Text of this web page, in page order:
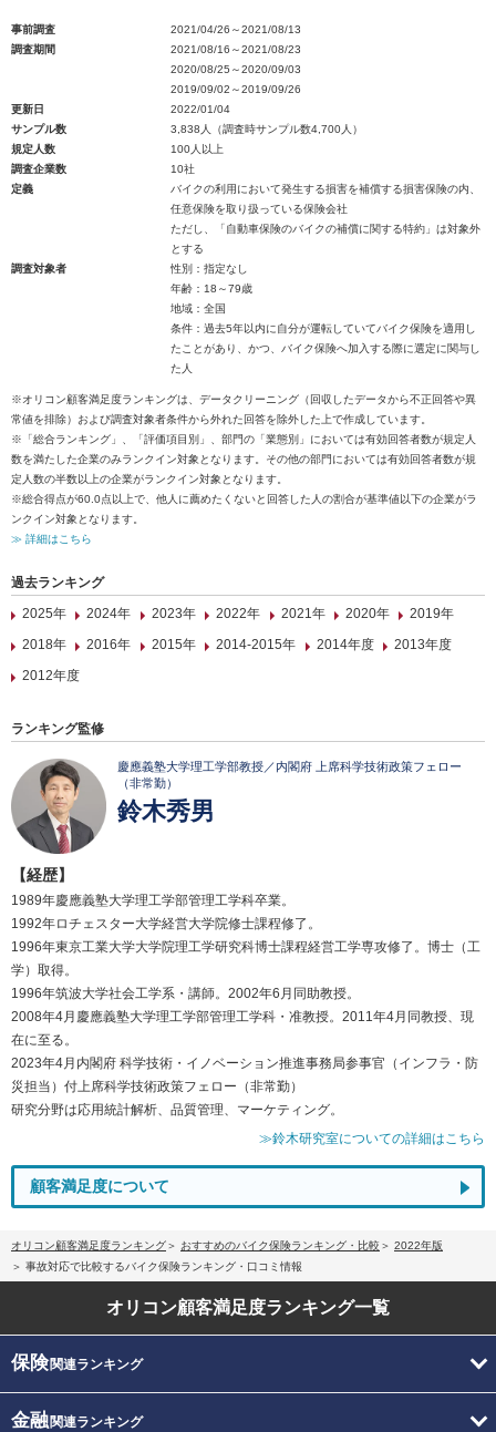
事前調査
2021/04/26～2021/08/13
調査期間
2021/08/16～2021/08/23
2020/08/25～2020/09/03
2019/09/02～2019/09/26
更新日
2022/01/04
サンプル数
3,838人（調査時サンプル数4,700人）
規定人数
100人以上
調査企業数
10社
定義
バイクの利用において発生する損害を補償する損害保険の内、
任意保険を取り扱っている保険会社
ただし、「自動車保険のバイクの補償に関する特約」は対象外
とする
調査対象者
性別：指定なし
年齢：18～79歳
地域：全国
条件：過去5年以内に自分が運転していてバイク保険を適用し
たことがあり、かつ、バイク保険へ加入する際に選定に関与し
た人
※オリコン顧客満足度ランキングは、データクリーニング（回収したデータから不正回答や異
常値を排除）および調査対象者条件から外れた回答を除外した上で作成しています。
※「総合ランキング」、「評価項目別」、部門の「業態別」においては有効回答者数が規定人
数を満たした企業のみランクイン対象となります。その他の部門においては有効回答者数が規
定人数の半数以上の企業がランクイン対象となります。
※総合得点が60.0点以上で、他人に薦めたくないと回答した人の割合が基準値以下の企業がラ
ンクイン対象となります。
≫ 詳細はこちら
過去ランキング
2025年
2024年 2023年 2022年 2021年 2020年
2019年
2018年
2016年 2015年 2014-2015年 2014年度
2013年度
2012年度
ランキング監修
慶應義塾大学理工学部教授／内閣府 上席科学技術政策フェロー
（非常勤）
鈴木秀男
【経歴】
1989年慶應義塾大学理工学部管理工学科卒業。
1992年ロチェスター大学経営大学院修士課程修了。
1996年東京工業大学大学院理工学研究科博士課程経営工学専攻修了。博士（工
学）取得。
1996年筑波大学社会工学系・講師。2002年6月同助教授。
2008年4月慶應義塾大学理工学部管理工学科・准教授。2011年4月同教授、現
在に至る。
2023年4月内閣府 科学技術・イノベーション推進事務局参事官（インフラ・防
災担当）付上席科学技術政策フェロー（非常勤）
研究分野は応用統計解析、品質管理、マーケティング。
≫鈴木研究室についての詳細はこちら
顧客満足度について
オリコン顧客満足度ランキング おすすめのバイク保険ランキング・比較
2022年版
事故対応で比較するバイク保険ランキング・口コミ情報
オリコン顧客満足度ランキング一覧
保険関連ランキング
金融関連ランキング